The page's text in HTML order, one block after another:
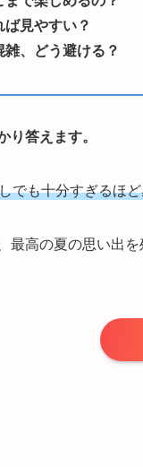
ば見やすい？
雑、どう避ける？
り答えます。
でも十分すぎるほ
最高の夏の思い出